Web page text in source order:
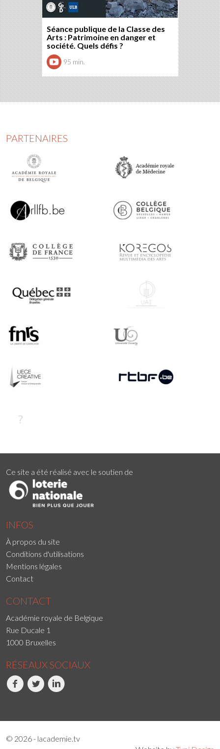
Séance publique de la Classe des
Arts : Patrimoine en danger et
société. Quels défis ?
95 min.
PARTENAIRES
Ce site a été réalisé avec le soutien de
INFOS
À propos du site
Conditions d'utilisations
Mentions légales
Contact
CONTACT
Académie royale de Belgique
Rue Ducale 1
1000 Bruxelles
RÉSEAUX SOCIAUX
© 2026 - lacademie.tv